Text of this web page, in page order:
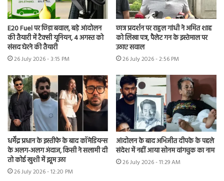
E20 Fuel पर छिड़ा बवाल, बड़े आंदोलन
की तैयारी में टैक्सी यूनियन, 4 अगस्त को
संसद घेरने की तैयारी
26 July 2026 - 3:15 PM
छात्र प्रदर्शन पर राहुल गांधी ने अमित शाह
को लिखा पत्र, पैलेट गन के इस्तेमाल पर
उठाए सवाल
26 July 2026 - 2:56 PM
धर्मेंद्र प्रधान के इस्तीफे के बाद कॉमेडियन्स
के अलग-अलग अंदाज, किसी ने सलामी दी
तो कोई खुशी में झूम उठा
26 July 2026 - 12:20 PM
आंदोलन के बाद अभिजीत दीपके के पहले
संदेश में नहीं आया सोनम वांगचुक का नाम
26 July 2026 - 11:29 AM